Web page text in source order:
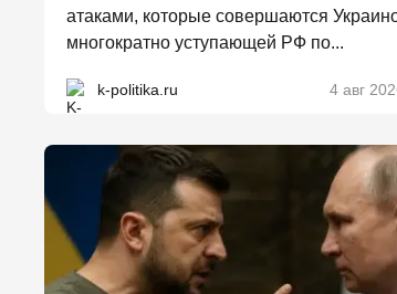
атаками, которые совершаются
многократно уступающей РФ по...
k-politika.ru 4 авг